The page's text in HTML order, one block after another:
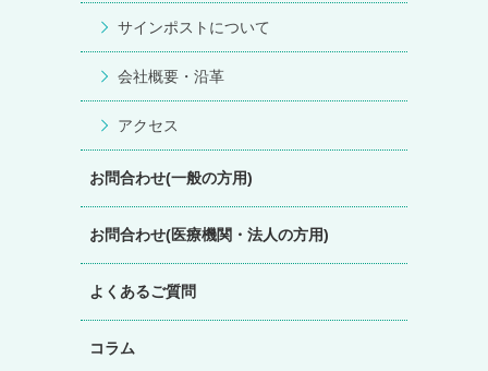
サインポストについて
会社概要・沿革
アクセス
お問合わせ(一般の方用)
お問合わせ(医療機関・法人の方用)
よくあるご質問
コラム